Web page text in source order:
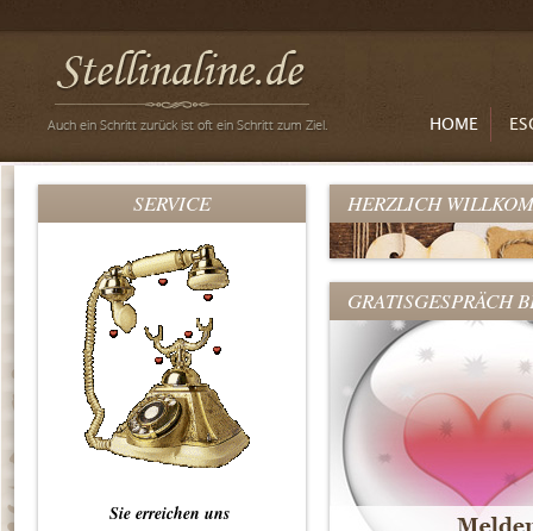
HOME
SERVICE
Sie erreichen uns
HERZLICH
GRATISGESPRÄCH